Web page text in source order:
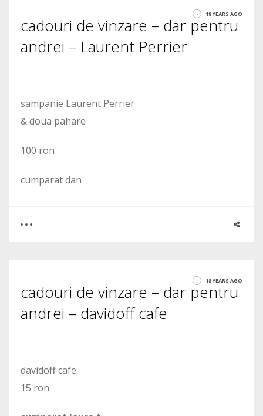
1546
18 YEARS AGO
cadouri de vinzare – dar pentru
andrei – Laurent Perrier
sampanie Laurent Perrier
& doua pahare
100 ron
cumparat dan
1654
18 YEARS AGO
cadouri de vinzare – dar pentru
andrei – davidoff cafe
davidoff cafe
15 ron